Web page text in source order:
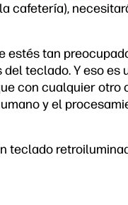
cafetería),
estés tan
teclado. Y eso es
con cualquier otro
y el
teclado